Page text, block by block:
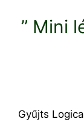
” Mini
Gyűjts